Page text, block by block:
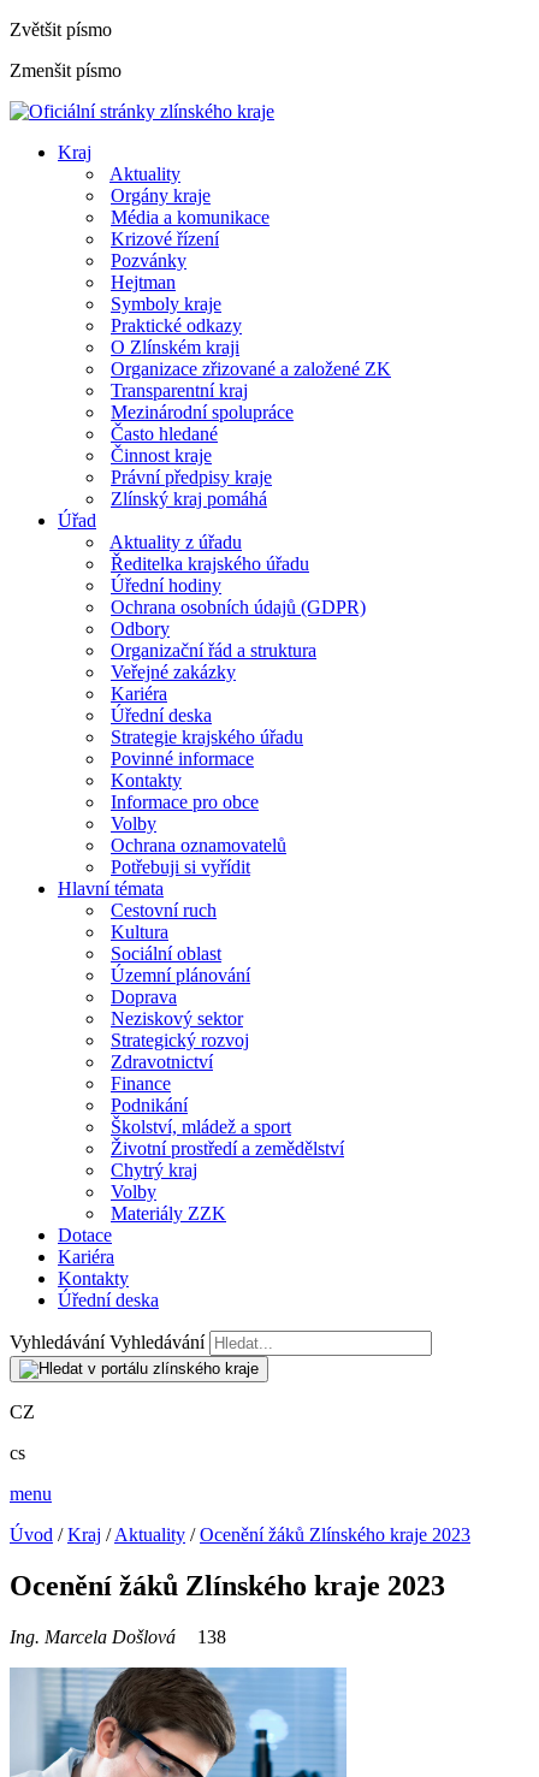
Zvětšit písmo
Zmenšit písmo
Kraj
Aktuality
Orgány kraje
Média a komunikace
Krizové řízení
Pozvánky
Hejtman
Symboly kraje
Praktické odkazy
O Zlínském kraji
Organizace zřizované a založené ZK
Transparentní kraj
Mezinárodní spolupráce
Často hledané
Činnost kraje
Právní předpisy kraje
Zlínský kraj pomáhá
Úřad
Aktuality z úřadu
Ředitelka krajského úřadu
Úřední hodiny
Ochrana osobních údajů (GDPR)
Odbory
Organizační řád a struktura
Veřejné zakázky
Kariéra
Úřední deska
Strategie krajského úřadu
Povinné informace
Kontakty
Informace pro obce
Volby
Ochrana oznamovatelů
Potřebuji si vyřídit
Hlavní témata
Cestovní ruch
Kultura
Sociální oblast
Územní plánování
Doprava
Neziskový sektor
Strategický rozvoj
Zdravotnictví
Finance
Podnikání
Školství, mládež a sport
Životní prostředí a zemědělství
Chytrý kraj
Volby
Materiály ZZK
Dotace
Kariéra
Kontakty
Úřední deska
Vyhledávání Vyhledávání
CZ
cs
menu
Úvod /Kraj /Aktuality /Ocenění žáků Zlínského kraje 2023
Ocenění žáků Zlínského kraje 2023
Ing. Marcela Došlová 138